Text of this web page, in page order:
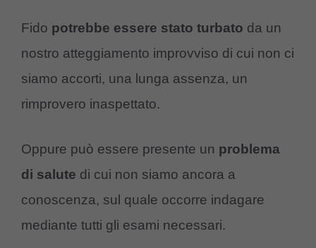
Fido potrebbe essere stato turbato da un
nostro atteggiamento improvviso di cui non ci
siamo accorti, una lunga assenza, un
rimprovero inaspettato.
Oppure può essere presente un problema
di salute di cui non siamo ancora a
conoscenza, sul quale occorre indagare
mediante tutti gli esami necessari.